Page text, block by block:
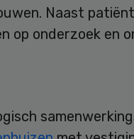
Naast
op onderzoek en